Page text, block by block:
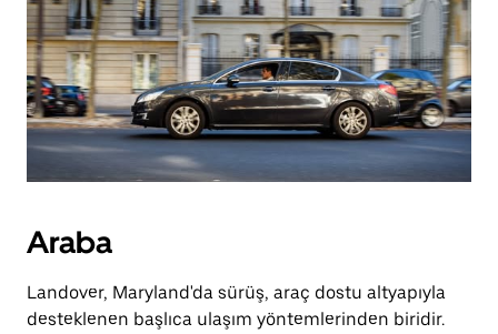
Araba
Landover, Maryland'da sürüş, araç dostu altyapıyla
desteklenen başlıca ulaşım yöntemlerinden biridir.